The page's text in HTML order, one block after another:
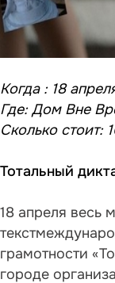
Когда : 18
Где: Дом Вне
Сколько стоит:
Тотальный
18 апреля весь
текст
грамотности
городе